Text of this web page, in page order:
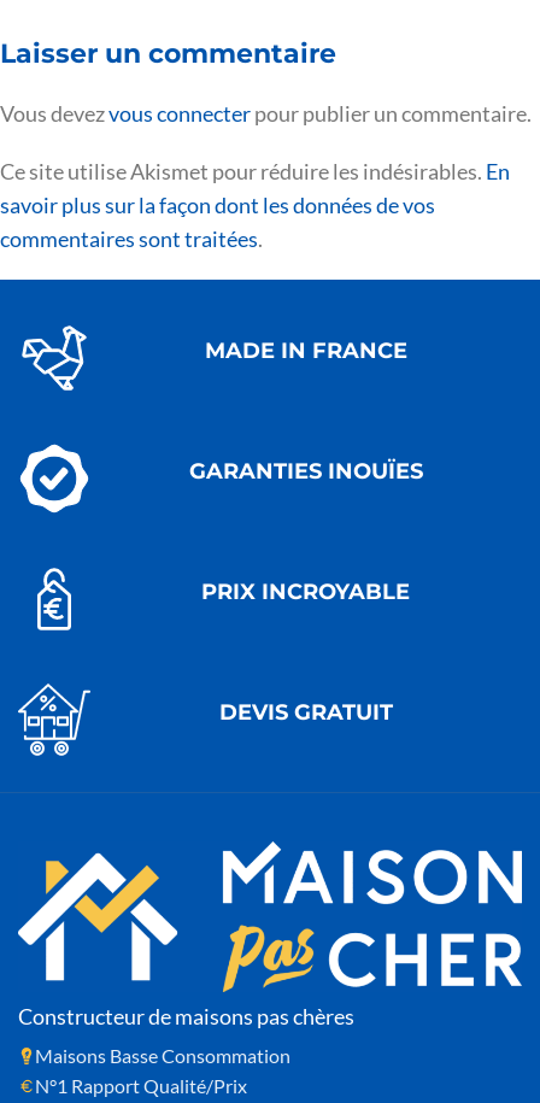
Laisser un commentaire
Vous devezvous connecterpour publier un commentaire.
Ce site utilise Akismet pour réduire les indésirables. En
savoir plus sur la façon dont les données de vos
commentaires sont traitées.
MADE IN FRANCE
GARANTIES INOUÏES
PRIX INCROYABLE
DEVIS GRATUIT
Constructeur de maisons pas chères
Maisons Basse Consommation
N°1 Rapport Qualité/Prix